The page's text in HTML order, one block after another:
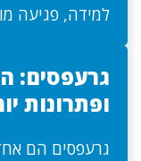
למידה, פגיעה
גרעפסים:
ופתרונות
גרעפסים הם